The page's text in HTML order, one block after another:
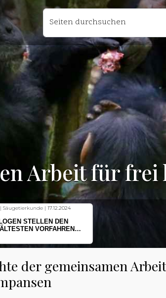
Seiten durchsuchen
Arbeit für frei
|18.11.2024
SETZT
UNTER STRESS
der gemeinsamen